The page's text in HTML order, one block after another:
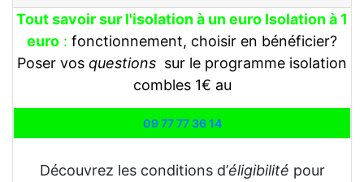
Tout savoir sur l'isolation à un euro Isolation à 1
euro : fonctionnement, choisir en bénéficier?
Poser vos questions sur le programme isolation
combles 1€ au
09 77 77 36 14
Découvrez les conditions d’éligibilité pour